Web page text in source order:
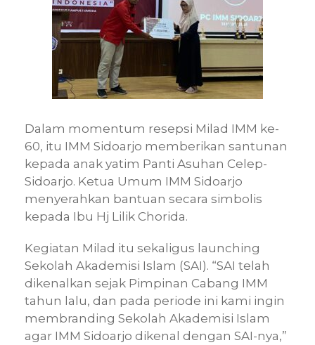
Dalam momentum resepsi Milad IMM ke-
60, itu IMM Sidoarjo memberikan santunan
kepada anak yatim Panti Asuhan Celep-
Sidoarjo. Ketua Umum IMM Sidoarjo
menyerahkan bantuan secara simbolis
kepada Ibu Hj Lilik Chorida.
Kegiatan Milad itu sekaligus launching
Sekolah Akademisi Islam (SAI). “SAI telah
dikenalkan sejak Pimpinan Cabang IMM
tahun lalu, dan pada periode ini kami ingin
membranding Sekolah Akademisi Islam
agar IMM Sidoarjo dikenal dengan SAI-nya,”